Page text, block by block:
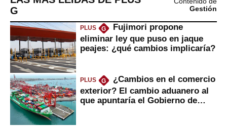
G
Gestión
PLUS G
Fujimori propone
eliminar ley que puso en jaque
peajes: ¿qué cambios implicaría?
PLUS G
¿Cambios en el comercio
exterior? El cambio aduanero al
que apuntaría el Gobierno de